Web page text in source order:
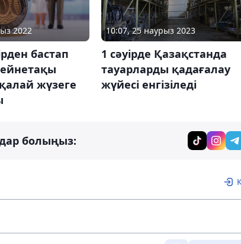
2022
бастап
жүзеге
10:07, 25 наурыз 2023
1 сәуірде Қазақстанда
тауарларды қадағалау
жүйесі енгізіледі
болыңыз: